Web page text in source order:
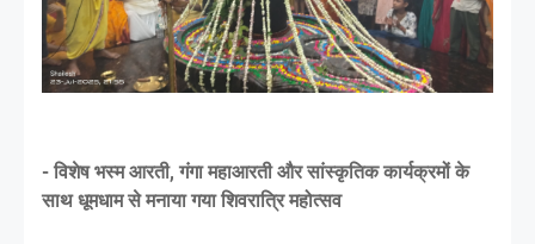
- विशेष भस्म आरती, गंगा महाआरती और सांस्कृतिक कार्यक्रमों के
साथ धूमधाम से मनाया गया शिवरात्रि महोत्सव